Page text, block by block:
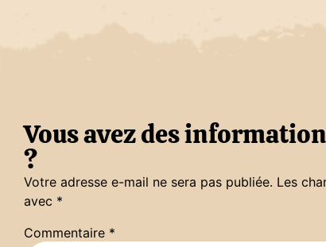
Vous avez des
?
Votre adresse e-mail ne sera pas publiée. Les
avec *
Commentaire *